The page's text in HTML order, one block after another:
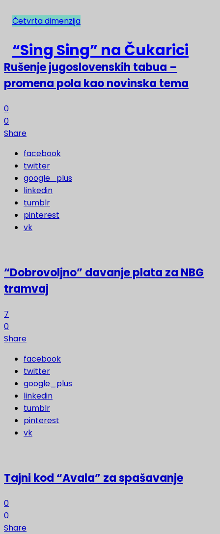
NAJNOVIJE
Rušenje jugoslovenskih tabua –
promena pola kao novinska tema
0
0
Share
facebook
twitter
google_plus
linkedin
tumblr
pinterest
vk
“Dobrovoljno” davanje plata za NBG
tramvaj
7
0
Share
facebook
twitter
google_plus
linkedin
tumblr
pinterest
vk
Tajni kod “Avala” za spašavanje
0
0
Share
Četvrta dimenzija
“Sing Sing” na Čukarici